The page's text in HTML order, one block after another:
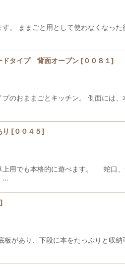
す。 ままごと用として使わなくな
タイプ 背面オープン [００８１]
のおままごとキッチン。 側面には
[００４５]
上用でも本格的に遊べます。 蛇口
…
]
があり、下段に本をたっぷりと